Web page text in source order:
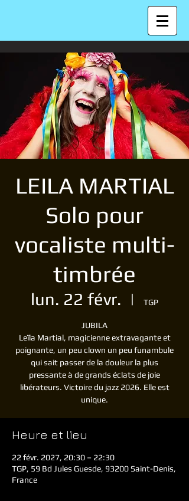
LEILA MARTIAL
Solo pour
vocaliste multi-
timbrée
lun. 22 févr.
  |
TGP
JUBILA
Leïla Martial, magicienne extravagante et
poignante, un peu clown un peu funambule
qui sait passer de la douleur la plus
pressante à de grands éclats de joie
libérateurs. Victoire du jazz 2026. Elle est
unique.
Heure et lieu
22 févr. 2027, 20:30 – 22:30
TGP, 59 Bd Jules Guesde, 93200 Saint-Denis,
France